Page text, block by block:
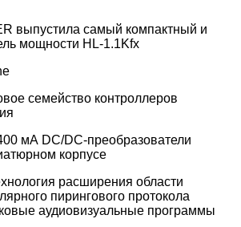
выпустила самый компактный и
мощности HL-1.1Kfx
семейство контроллеров
мА DC/DC-преобразователи
корпусе
расширения области
пирингового протокола
аудиовизуальные программы